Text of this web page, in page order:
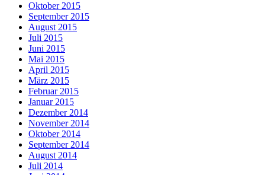
Oktober 2015
September 2015
August 2015
Juli 2015
Juni 2015
Mai 2015
April 2015
März 2015
Februar 2015
Januar 2015
Dezember 2014
November 2014
Oktober 2014
September 2014
August 2014
Juli 2014